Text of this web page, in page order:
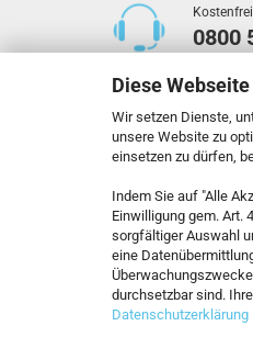
Diese
Wir setzen Dienste,
unsere Website zu
einsetzen zu dürfen,
Indem Sie auf "Alle
Einwilligung gem. Art.
sorgfältiger Auswahl
eine
durchsetzbar sind.
Datenschutzerklärung
0800
Vertrag widerrufen